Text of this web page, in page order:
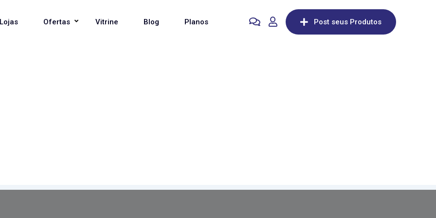
Lojas Ofertas Vitrine Blog Planos Post seus Produtos